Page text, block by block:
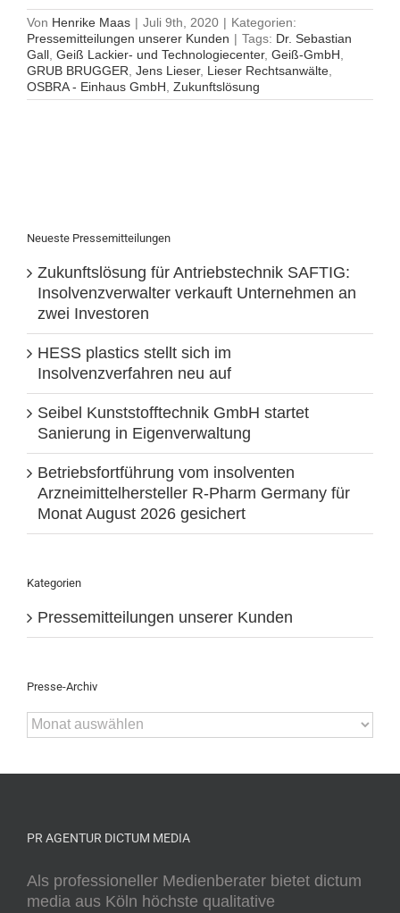
Von Henrike Maas | Juli 9th, 2020 | Kategorien:
Pressemitteilungen unserer Kunden | Tags: Dr. Sebastian
Gall Geiß Lackier- und Technologiecenter, Geiß-GmbH
GRUB BRUGGER Jens Lieser, Lieser Rechtsanwälte
OSBRA - Einhaus GmbH Zukunftslösung
Neueste Pressemitteilungen
Zukunftslösung für Antriebstechnik SAFTIG:
Insolvenzverwalter verkauft Unternehmen an
zwei Investoren
HESS plastics stellt sich im
Insolvenzverfahren neu auf
Seibel Kunststofftechnik GmbH startet
Sanierung in Eigenverwaltung
Betriebsfortführung vom insolventen
Arzneimittelhersteller R-Pharm Germany für
Monat August 2026 gesichert
Kategorien
Pressemitteilungen unserer Kunden
Presse-Archiv
Presse-
Archiv
PR AGENTUR DICTUM MEDIA
Als professioneller Medienberater bietet dictum
media aus Köln höchste qualitative